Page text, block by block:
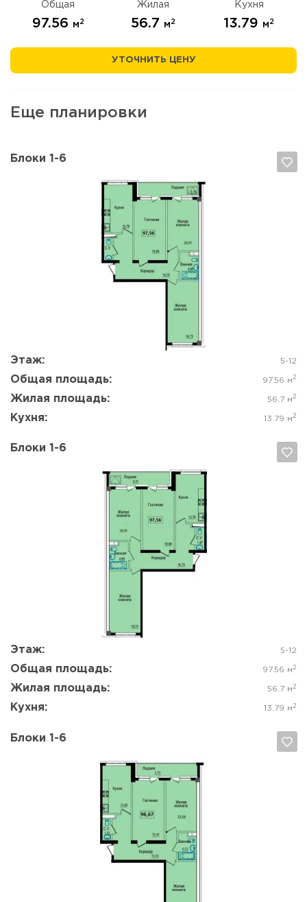
Общая
97.56 м 2
Жилая
56.7 м 2
Кухня
13.79 м 2
УТОЧНИТЬ ЦЕНУ
Еще планировки
Блоки 1-6
Этаж: 5-12
Общая площадь: 97.56 м 2
Жилая площадь: 56.7 м 2
Кухня: 13.79 м 2
Блоки 1-6
Этаж: 5-12
Общая площадь: 97.56 м 2
Жилая площадь: 56.7 м 2
Кухня: 13.79 м 2
Блоки 1-6